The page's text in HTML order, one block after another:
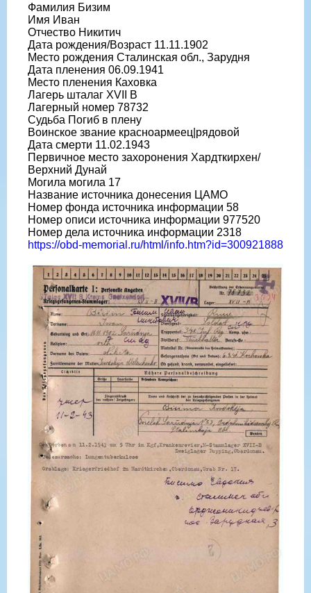
Фамилия Бизим
Имя Иван
Отчество Никитич
Дата рождения/Возраст 11.11.1902
Место рождения Сталинская обл., Зарудня
Дата пленения 06.09.1941
Место пленения Каховка
Лагерь шталаг XVII B
Лагерный номер 78732
Судьба Погиб в плену
Воинское звание красноармеец|рядовой
Дата смерти 11.02.1943
Первичное место захоронения Хардткирхен/
Верхний Дунай
Могила могила 17
Название источника донесения ЦАМО
Номер фонда источника информации 58
Номер описи источника информации 977520
Номер дела источника информации 2318
https://obd-memorial.ru/html/info.htm?id=300921888